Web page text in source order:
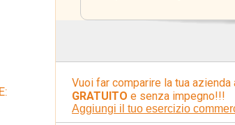
Vuoi far comparire la tua
GRATUITO e senza impegno!!!
Aggiungi il tuo esercizio